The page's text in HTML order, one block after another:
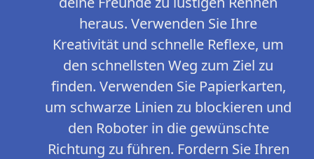
heraus. Verwenden Sie Ihre
Kreativität und schnelle Reflexe, um
den schnellsten Weg zum Ziel zu
finden. Verwenden Sie Papierkarten,
um schwarze Linien zu blockieren und
den Roboter in die gewünschte
Richtung zu führen. Fordern Sie Ihren